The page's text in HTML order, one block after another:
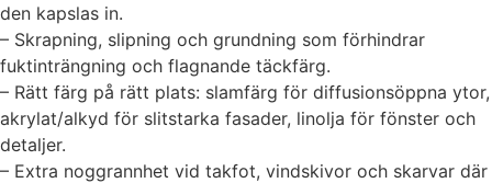
den kapslas in.
– Skrapning, slipning och grundning som förhindrar
fuktinträngning och flagnande täckfärg.
– Rätt färg på rätt plats: slamfärg för diffusionsöppna ytor,
akrylat/alkyd för slitstarka fasader, linolja för fönster och
detaljer.
– Extra noggrannhet vid takfot, vindskivor och skarvar där